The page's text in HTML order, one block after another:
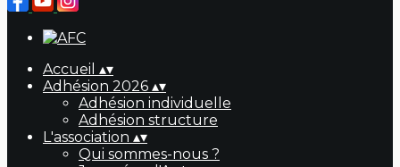
Accueil ▴▾
Adhésion 2026 ▴▾
Adhésion individuelle
Adhésion structure
L'association ▴▾
Qui sommes-nous ?